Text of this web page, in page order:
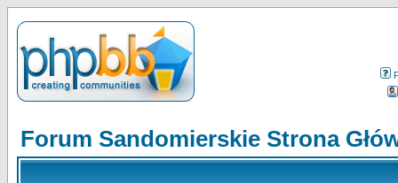
Forum Sandomierskie Strona